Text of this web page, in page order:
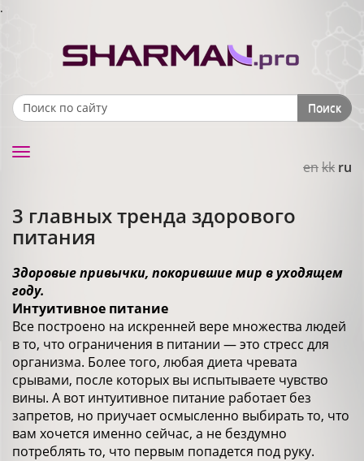
.
Search form Поиск
enkk ru
Toggle
3 главных тренда здорового
питания
Здоровые привычки, покорившие мир в уходящем
году.
Интуитивное питание
Все построено на искренней вере множества людей
в то, что ограничения в питании — это стресс для
организма. Более того, любая диета чревата
срывами, после которых вы испытываете чувство
вины. А вот интуитивное питание работает без
запретов, но приучает осмысленно выбирать то, что
вам хочется именно сейчас, а не бездумно
потреблять то, что первым попадется под руку.